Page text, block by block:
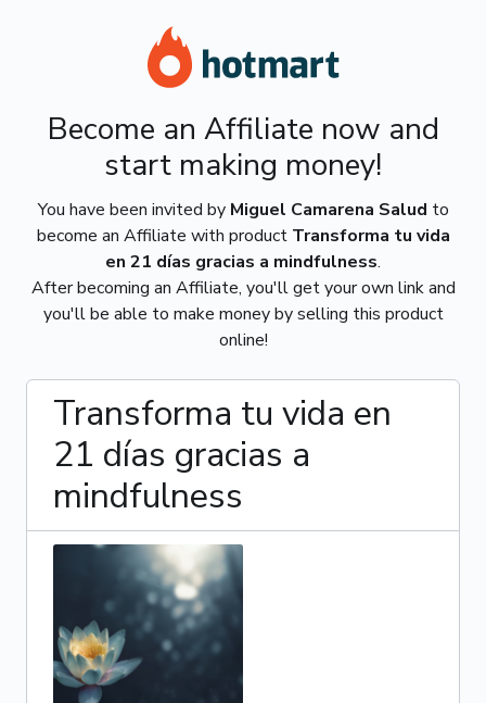
Become an Affiliate now and
start making money!
You have been invited by Miguel Camarena Salud to
become an Affiliate with product Transforma tu vida
en 21 días gracias a mindfulness.
After becoming an Affiliate, you'll get your own link and
you'll be able to make money by selling this product
online!
Transforma tu vida en
21 días gracias a
mindfulness